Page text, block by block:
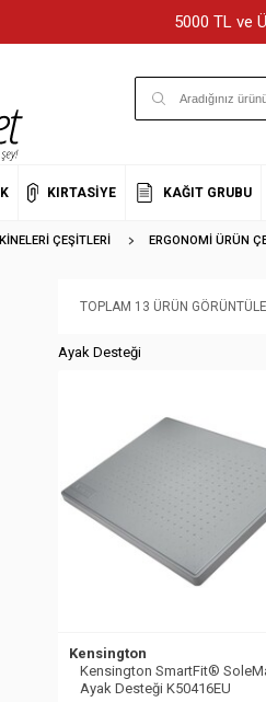
5000 TL ve
KIRTASIYE KAĞIT GRUBU
ÇEŞITLERI ERGONOMI ÜRÜN
TOPLAM 13 ÜRÜN
Ayak Desteği
Kensington
Kensington SmartFit®
Ayak Desteği K50416EU